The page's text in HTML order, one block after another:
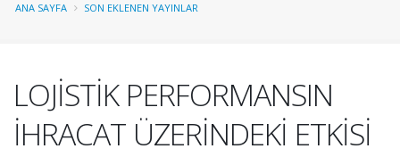
ANA SAYFA SON EKLENEN YAYINLAR
LOJİSTİK PERFORMANSIN
İHRACAT ÜZERİNDEKİ ETKİSİ